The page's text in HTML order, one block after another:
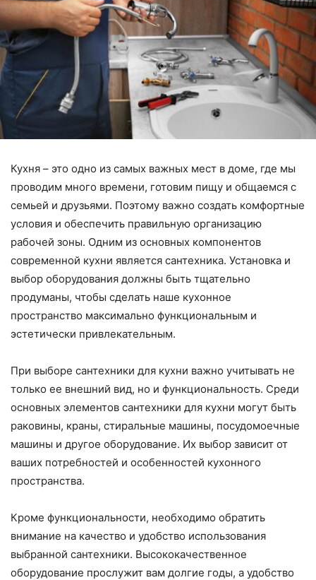
Кухня – это одно из самых важных мест в доме, где мы
проводим много времени, готовим пищу и общаемся с
семьей и друзьями. Поэтому важно создать комфортные
условия и обеспечить правильную организацию
рабочей зоны. Одним из основных компонентов
современной кухни является сантехника. Установка и
выбор оборудования должны быть тщательно
продуманы, чтобы сделать наше кухонное
пространство максимально функциональным и
эстетически привлекательным.
При выборе сантехники для кухни важно учитывать не
только ее внешний вид, но и функциональность. Среди
основных элементов сантехники для кухни могут быть
раковины, краны, стиральные машины, посудомоечные
машины и другое оборудование. Их выбор зависит от
ваших потребностей и особенностей кухонного
пространства.
Кроме функциональности, необходимо обратить
внимание на качество и удобство использования
выбранной сантехники. Высококачественное
оборудование прослужит вам долгие годы, а удобство